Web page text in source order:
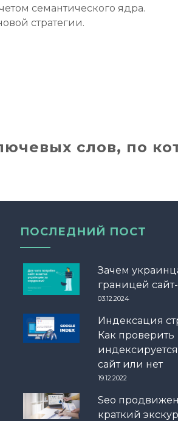
семантического ядра.
стратегии.
слов, по
ПОСЛЕДНИЙ ПОСТ
Зачем
границей
03.12.2024
Индексация
Как проверить
сайт или нет
19.12.2022
Seo
краткий